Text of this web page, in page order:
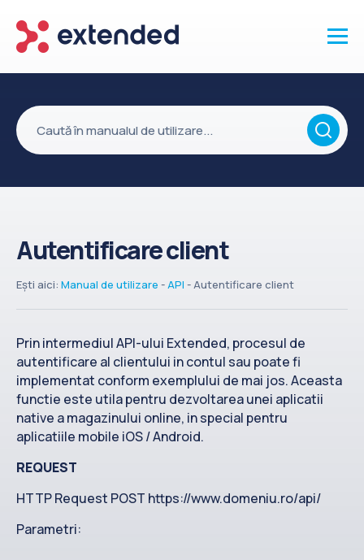
Produse
Vanzari și clienti
Marketing și promotii
Conținut
Setări
Servicii
API
Înapoi la site
Contact
Autentificare client
Ești aici: Manual de utilizare -API -Autentificare client
Prin intermediul API-ului Extended, procesul de
autentificare al clientului in contul sau poate fi
implementat conform exemplului de mai jos. Aceasta
functie este utila pentru dezvoltarea unei aplicatii
native a magazinului online, in special pentru
aplicatiile mobile iOS / Android.
REQUEST
HTTP Request POST https://www.domeniu.ro/api/
Parametri: